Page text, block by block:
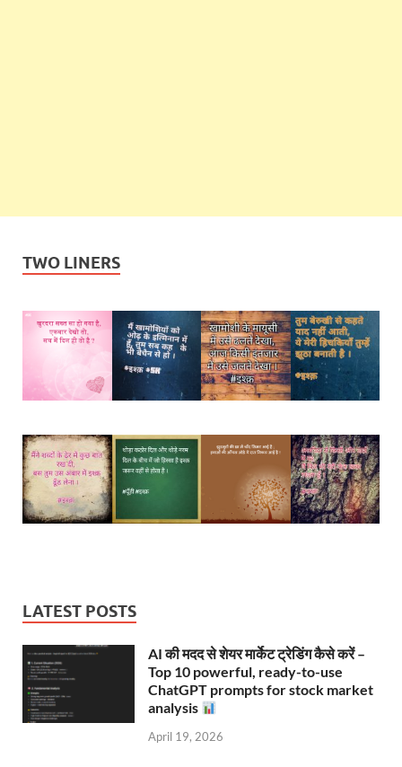
TWO LINERS
LATEST POSTS
AI की मदद से शेयर मार्केट ट्रेडिंग कैसे करें –
Top 10 powerful, ready-to-use
ChatGPT prompts for stock market
analysis
April 19, 2026